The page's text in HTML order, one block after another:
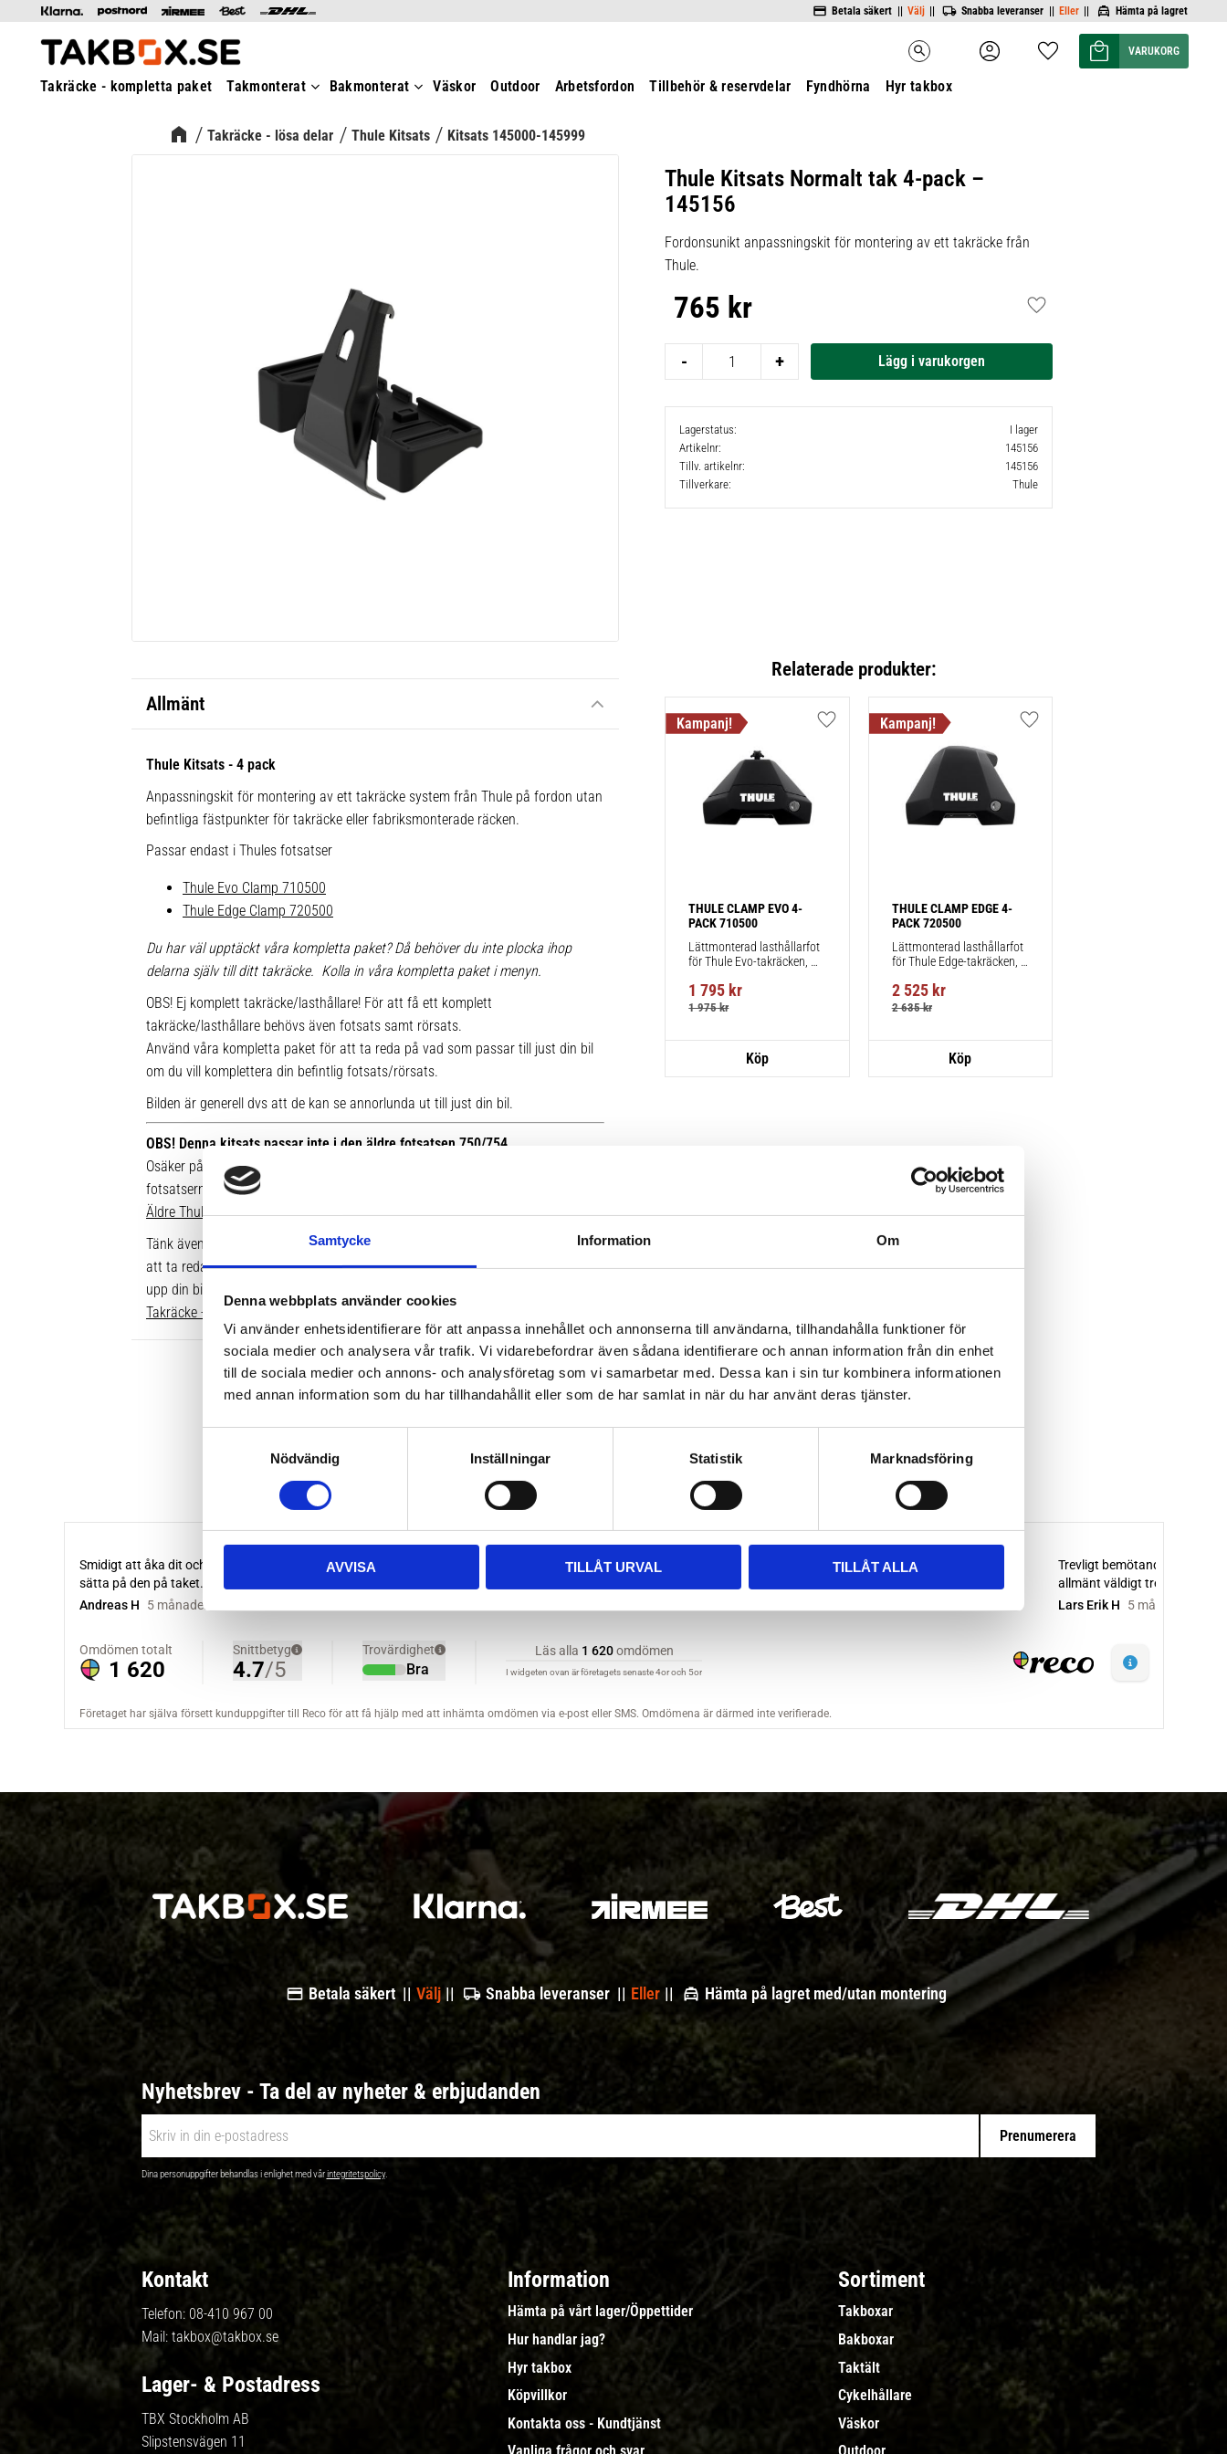
Samtycke Information Om
Denna webbplats använder cookies
Vi använder enhetsidentifierare för att anpassa innehållet och annonserna till användarna, tillhandahålla funktioner för
sociala medier och analysera vår trafik. Vi vidarebefordrar även sådana identifierare och annan information från din enhet
till de sociala medier och annons- och analysföretag som vi samarbetar med. Dessa kan i sin tur kombinera informationen
med annan information som du har tillhandahållit eller som de har samlat in när du har använt deras tjänster.
k
e
s
Nödvändig Inställningar Statistik Marknadsföring
AVVISA TILLÅT URVAL TILLÅT ALLA
Betala säkert || Välj || Snabba leveranser || Eller || Hämta på lagret
search Favoriter
Kundvagn
Takräcke - kompletta paket Takmonterat Bakmonterat Väskor Outdoor Arbetsfordon Tillbehör & reservdelar Fyndhörna Hyr takbox
Takräcke - lösa delar Thule Kitsats Kitsats 145000-145999
Thule Kitsats Normalt tak 4-pack –
145156
Fordonsunikt anpassningskit för montering av ett takräcke från
Thule.
765 kr
+
-
Lägg till i favoriter
Lagerstatus
I lager
Artikelnr
145156
Tillv. artikelnr
145156
Tillverkare
Thule
Allmänt
Thule Kitsats - 4 pack
Anpassningskit för montering av ett takräcke system från Thule på fordon utan
befintliga fästpunkter för takräcke eller fabriksmonterade räcken.
Passar endast i Thules fotsatser
Thule Evo Clamp 710500
Thule Edge Clamp 720500
Du har väl upptäckt våra kompletta paket? Då behöver du inte plocka ihop
delarna själv till ditt takräcke. Kolla in våra kompletta paket i menyn.
OBS! Ej komplett takräcke/lasthållare! För att få ett komplett
takräcke/lasthållare behövs även fotsats samt rörsats.
Använd våra kompletta paket för att ta reda på vad som passar till just din bil
om du vill komplettera din befintlig fotsats/rörsats.
Bilden är generell dvs att de kan se annorlunda ut till just din bil.
OBS! Denna kitsats passar inte i den äldre fotsatsen 750/754.
Osäker på vilken fot du har sedan tidigare? Här kan du se bilder på de äldre
fotsatserna:
Äldre Thule fotsatser som inte går att komplettera med nya kitsatser >>
Tänk även på att dina rör över taket behöver vara i rätt längd. Enklaste sättet
att ta reda på vilken längd du ska ha är att gå till våra kompletta paket, leta
upp din bil. Där ser du enkelt vilken längd som passar.
Takräcke - kompletta paket >>
Relaterade produkter:
THULE CLAMP EVO 4-
PACK 710500
Lättmonterad lasthållarfot
för Thule Evo-takräcken,
fästpunkter för takräcke
eller fabriksmonterade
1 795 kr
1 975kr
Lägg till i favoriter
THULE CLAMP EDGE 4-
PACK 720500
Lättmonterad lasthållarfot
för Thule Edge-takräcken,
fästpunkter för takräcke
eller fabriksmonterade
2 525kr
2 635kr
Lägg till i favoriter
Betala säkert || Välj || Snabba leveranser || Eller || Hämta på lagret med/utan montering
Nyhetsbrev - Ta del av nyheter & erbjudanden
Prenumerera
Dina personuppgifter behandlas i enlighet med vårintegritetspolicy.
Kontakt
Telefon: 08-410 967 00
Mail: takbox@takbox.se
Lager- & Postadress
TBX Stockholm AB
Slipstensvägen 11
Information
Hämta på vårt lager/Öppettider
Hur handlar jag?
Hyr takbox
Köpvillkor
Kontakta oss - Kundtjänst
Sortiment
Takboxar
Bakboxar
Taktält
Cykelhållare
Väskor